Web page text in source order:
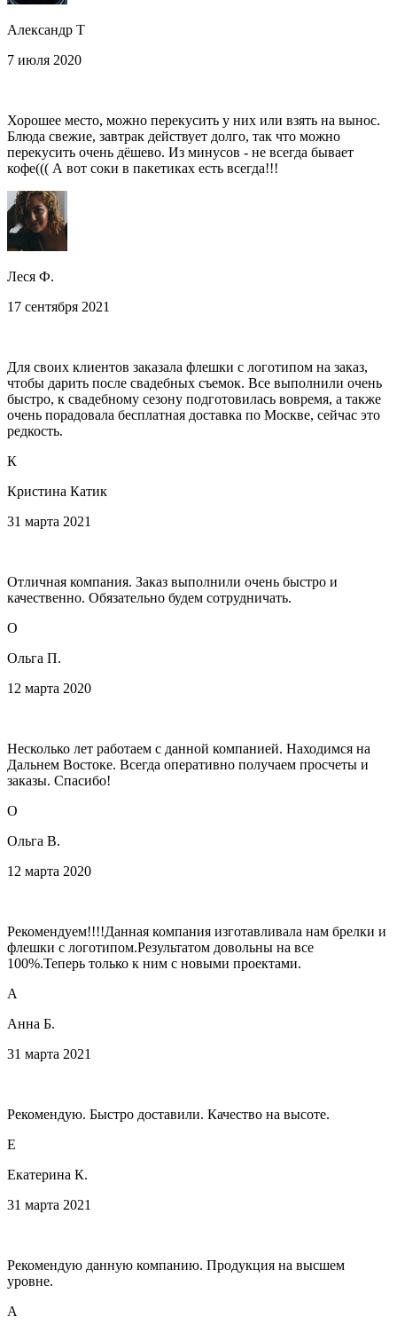
Александр Т
7 июля 2020
Хорошее место, можно перекусить у них или взять на вынос.
Блюда свежие, завтрак действует долго, так что можно
перекусить очень дёшево. Из минусов - не всегда бывает
кофе((( А вот соки в пакетиках есть всегда!!!
Леся Ф.
17 сентября 2021
Для своих клиентов заказала флешки с логотипом на заказ,
чтобы дарить после свадебных съемок. Все выполнили очень
быстро, к свадебному сезону подготовилась вовремя, а также
очень порадовала бесплатная доставка по Москве, сейчас это
редкость.
К
Кристина Катик
31 марта 2021
Отличная компания. Заказ выполнили очень быстро и
качественно. Обязательно будем сотрудничать.
О
Ольга П.
12 марта 2020
Несколько лет работаем с данной компанией. Находимся на
Дальнем Востоке. Всегда оперативно получаем просчеты и
заказы. Спасибо!
О
Ольга В.
12 марта 2020
Рекомендуем!!!!Данная компания изготавливала нам брелки и
флешки с логотипом.Результатом довольны на все
100%.Теперь только к ним с новыми проектами.
А
Анна Б.
31 марта 2021
Рекомендую. Быстро доставили. Качество на высоте.
Е
Екатерина К.
31 марта 2021
Рекомендую данную компанию. Продукция на высшем
уровне.
А